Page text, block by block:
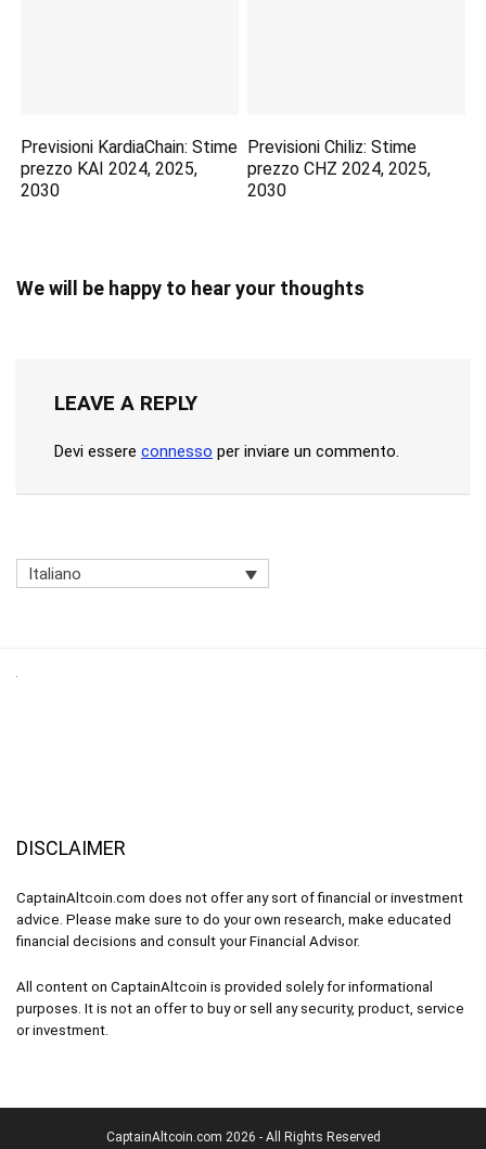
Previsioni KardiaChain: Stime
prezzo KAI 2024, 2025,
2030
Previsioni Chiliz: Stime
prezzo CHZ 2024, 2025,
2030
We will be happy to hear your thoughts
LEAVE A REPLY
Devi essere connesso per inviare un commento.
Italiano
DISCLAIMER
CaptainAltcoin.com does not offer any sort of financial or investment
advice. Please make sure to do your own research, make educated
financial decisions and consult your Financial Advisor.
All content on CaptainAltcoin is provided solely for informational
purposes. It is not an offer to buy or sell any security, product, service
or investment.
CaptainAltcoin.com 2026 - All Rights Reserved